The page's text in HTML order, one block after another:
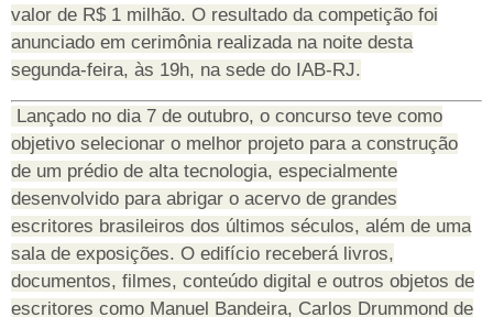
valor de R$ 1 milhão. O resultado da competição foi
anunciado em cerimônia realizada na noite desta
segunda-feira, às 19h, na sede do IAB-RJ.
Lançado no dia 7 de outubro, o concurso teve como
objetivo selecionar o melhor projeto para a construção
de um prédio de alta tecnologia, especialmente
desenvolvido para abrigar o acervo de grandes
escritores brasileiros dos últimos séculos, além de uma
sala de exposições. O edifício receberá livros,
documentos, filmes, conteúdo digital e outros objetos de
escritores como Manuel Bandeira, Carlos Drummond de